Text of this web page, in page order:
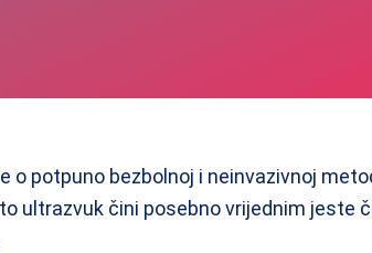
o potpuno bezbolnoj i neinvazivnoj
ultrazvuk čini posebno vrijednim jeste